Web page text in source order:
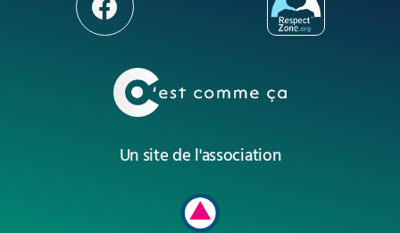
Un site de l'association